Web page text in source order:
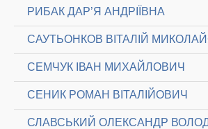
РИБАК ДАР’Я АНДРІЇВНА
САУТЬОНКОВ ВІТАЛІЙ
СЕМЧУК ІВАН МИХАЙЛОВИЧ
СЕНИК РОМАН ВІТАЛІЙОВИЧ
СЛАВСЬКИЙ ОЛЕКСАНДР